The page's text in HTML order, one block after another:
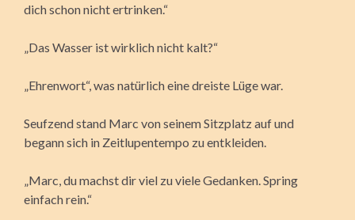
dich schon nicht ertrinken.“
„Das Wasser ist wirklich nicht kalt?“
„Ehrenwort“, was natürlich eine dreiste Lüge war.
Seufzend stand Marc von seinem Sitzplatz auf und
begann sich in Zeitlupentempo zu entkleiden.
„Marc, du machst dir viel zu viele Gedanken. Spring
einfach rein.“